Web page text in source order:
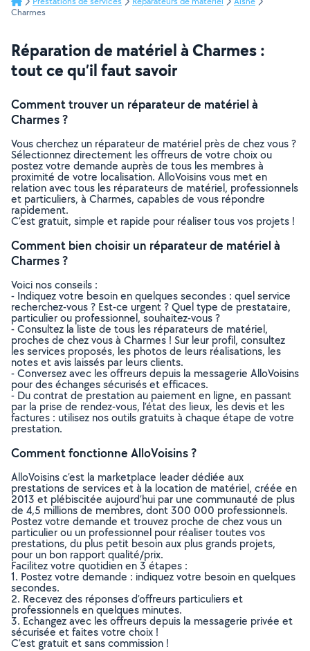
Charmes
Réparation de matériel à Charmes :
tout ce qu’il faut savoir
Comment trouver un réparateur de matériel à
Charmes ?
Vous cherchez un réparateur de matériel près de chez vous ?
Sélectionnez directement les offreurs de votre choix ou
postez votre demande auprès de tous les membres à
proximité de votre localisation. AlloVoisins vous met en
relation avec tous les réparateurs de matériel, professionnels
et particuliers, à Charmes, capables de vous répondre
rapidement.
C’est gratuit, simple et rapide pour réaliser tous vos projets !
Comment bien choisir un réparateur de matériel à
Charmes ?
Voici nos conseils :
- Indiquez votre besoin en quelques secondes : quel service
recherchez-vous ? Est-ce urgent ? Quel type de prestataire,
particulier ou professionnel, souhaitez-vous ?
- Consultez la liste de tous les réparateurs de matériel,
proches de chez vous à Charmes ! Sur leur profil, consultez
les services proposés, les photos de leurs réalisations, les
notes et avis laissés par leurs clients.
- Conversez avec les offreurs depuis la messagerie AlloVoisins
pour des échanges sécurisés et efficaces.
- Du contrat de prestation au paiement en ligne, en passant
par la prise de rendez-vous, l’état des lieux, les devis et les
factures : utilisez nos outils gratuits à chaque étape de votre
prestation.
Comment fonctionne AlloVoisins ?
AlloVoisins c’est la marketplace leader dédiée aux
prestations de services et à la location de matériel, créée en
2013 et plébiscitée aujourd’hui par une communauté de plus
de 4,5 millions de membres, dont 300 000 professionnels.
Postez votre demande et trouvez proche de chez vous un
particulier ou un professionnel pour réaliser toutes vos
prestations, du plus petit besoin aux plus grands projets,
pour un bon rapport qualité/prix.
Facilitez votre quotidien en 3 étapes :
1. Postez votre demande : indiquez votre besoin en quelques
secondes.
2. Recevez des réponses d’offreurs particuliers et
professionnels en quelques minutes.
3. Echangez avec les offreurs depuis la messagerie privée et
sécurisée et faites votre choix !
C’est gratuit et sans commission !